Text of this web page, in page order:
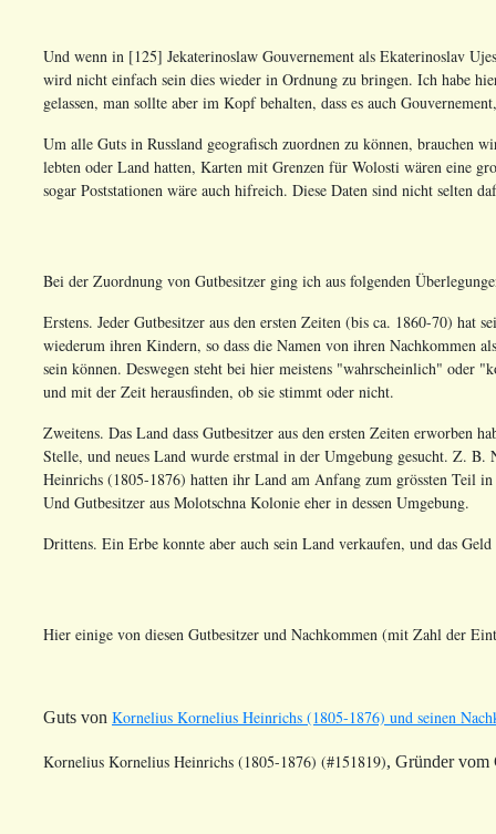
Und wenn in [125] Jekaterinoslaw Gouvernement als Ekaterinoslav
wird nicht einfach sein dies wieder in Ordnung zu bringen. Ich habe
gelassen, man sollte aber im Kopf behalten, dass es auch
Um alle Guts in Russland geografisch zuordnen zu können, brauchen
lebten oder Land hatten, Karten mit Grenzen für Wolosti wären eine
sogar Poststationen wäre auch hifreich. Diese Daten sind nicht selten
Bei der Zuordnung von Gutbesitzer ging ich aus folgenden
Erstens. Jeder Gutbesitzer aus den ersten Zeiten (bis ca. 1860-70) hat
wiederum ihren Kindern, so dass die Namen von ihren Nachkommen
sein können. Deswegen steht bei hier meistens "wahrscheinlich" oder
und mit der Zeit herausfinden, ob sie stimmt oder nicht.
Zweitens. Das Land dass Gutbesitzer aus den ersten Zeiten erworben
Stelle, und neues Land wurde erstmal in der Umgebung gesucht. Z.
Heinrichs (1805-1876) hatten ihr Land am Anfang zum grössten Teil
Und Gutbesitzer aus Molotschna Kolonie eher in dessen Umgebung.
Drittens. Ein Erbe konnte aber auch sein Land verkaufen, und das
Hier einige von diesen Gutbesitzer und Nachkommen (mit Zahl der
Guts von Kornelius Kornelius Heinrichs (1805-1876) und seinen
Kornelius Kornelius Heinrichs (1805-1876) (#151819), Gründer